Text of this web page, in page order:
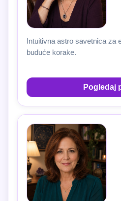
Intuitivna astro savetnica za
buduće korake.
Pogledaj